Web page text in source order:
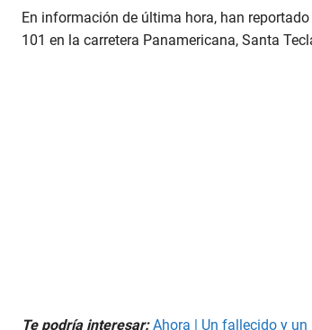
c
o
n
En información de última hora, han
101 en la carretera Panamericana, Santa
Te podría interesar: Ahora | Un fallecido y